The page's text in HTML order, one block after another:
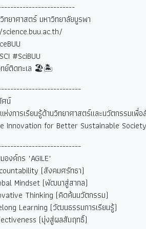
ยาศาสตร์ มหาวิทยาลัยบูรพา
#SciBUU
ย์ติดทะเล 🏖🏝
ศน์
ห่งการเรียนรู้ด้านวิทยาศาสตร์และนวัตกรรมเพื่
Innovation for Better Sustainable
องค์กร "AGILE"
(สังคมศรัทธา)
Mindset (พัฒนาสู่สากล)
Thinking (คิดค้นนวัตกรรม)
Learning (วัฒนธรรมการเรียนรู้)
(มุ่งสู่ผลสัมฤทธิ์)